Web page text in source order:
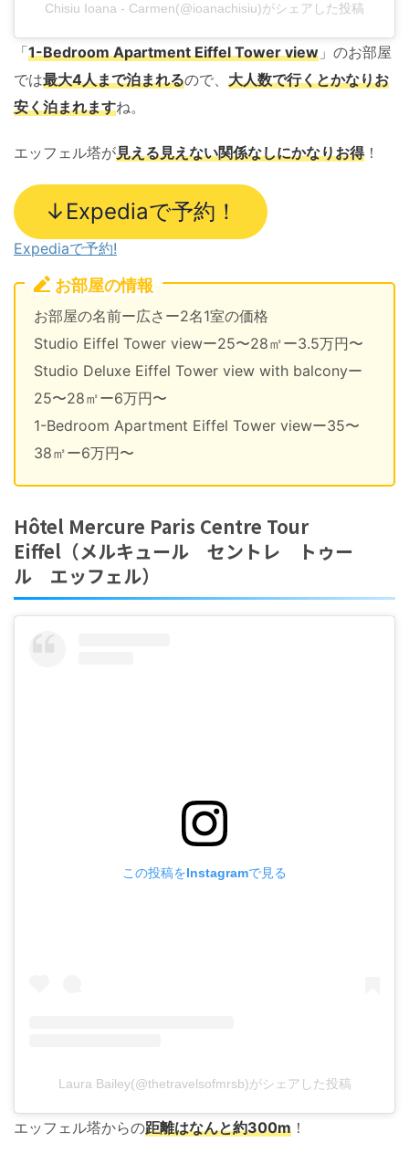
Chisiu Ioana - Carmen(@ioanachisiu)がシェアした投稿
「1-Bedroom Apartment Eiffel Tower view 」のお部屋
では最大4人まで泊まれるので、 大人数で行くとかなりお
安く泊まれますね。
エッフェル塔が見える見えない関係なしにかなりお得！
↓Expediaで予約！
Expediaで予約!
お部屋の情報
お部屋の名前ー広さー2名1室の価格
Studio Eiffel Tower viewー25〜28㎡ー3.5万円〜
Studio Deluxe Eiffel Tower view with balconyー
25〜28㎡ー6万円〜
1-Bedroom Apartment Eiffel Tower viewー35〜
38㎡ー6万円〜
Hôtel Mercure Paris Centre Tour
Eiffel（メルキュール セントレ トゥー
ル エッフェル）
この投稿をInstagramで見る
Laura Bailey(@thetravelsofmrsb)がシェアした投稿
エッフェル塔からの距離はなんと約300m ！